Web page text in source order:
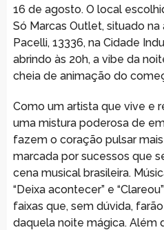
16 de agosto. O local
Só Marcas Outlet, situado
Pacelli, 13336, na Cidade
abrindo às 20h, a vibe da
cheia de animação do
Como um artista que vive e
uma mistura poderosa de
fazem o coração pulsar
marcada por sucessos que
cena musical brasileira.
“Deixa acontecer” e
faixas que, sem dúvida,
daquela noite mágica. Além